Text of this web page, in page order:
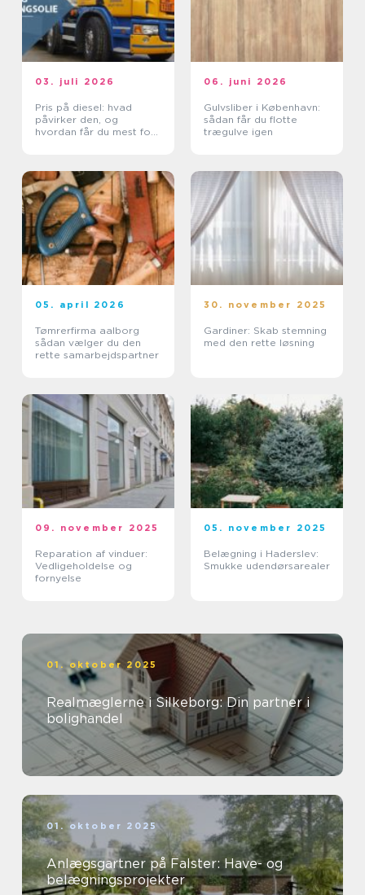
03. juli 2026
Pris på diesel: hvad
påvirker den, og
hvordan får du mest for
06. juni 2026
Gulvsliber i København:
sådan får du flotte
trægulve igen
05. april 2026
Tømrerfirma aalborg
sådan vælger du den
rette samarbejdspartner
30. november 2025
Gardiner: Skab stemning
med den rette løsning
09. november 2025
Reparation af vinduer:
Vedligeholdelse og
fornyelse
05. november 2025
Belægning i Haderslev:
Smukke udendørsarealer
01. oktober 2025
Realmæglerne i Silkeborg: Din partner i
bolighandel
01. oktober 2025
Anlægsgartner på Falster: Have- og
belægningsprojekter